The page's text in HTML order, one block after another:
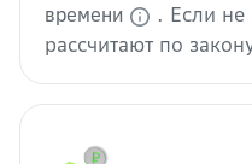
времени В
. Если не
рассчитают по